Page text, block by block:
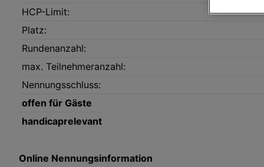
HCP-Limit:
Platz:
Rundenanzahl:
max. Teilnehmeranzahl:
Nennungsschluss:
offen für Gäste
handicaprelevant
Online Nennungsinformation
Wir und